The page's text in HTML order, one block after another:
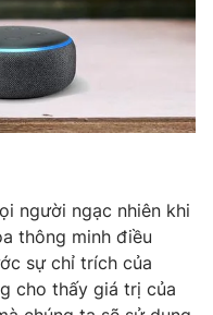
người ngạc nhiên khi
thông minh điều
sự chỉ trích của
cho thấy giá trị của